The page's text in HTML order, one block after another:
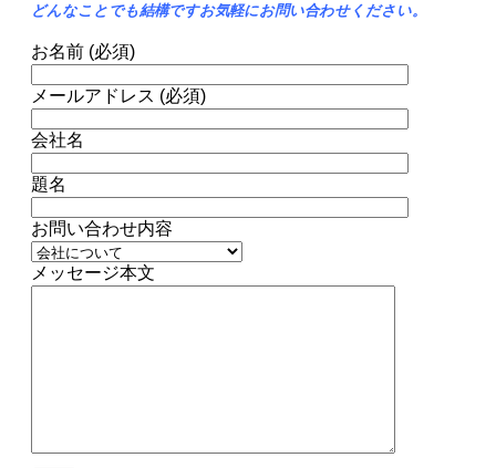
どんなことでも結構ですお気軽にお問い合わせください。
お名前 (必須)
メールアドレス (必須)
会社名
題名
お問い合わせ内容
メッセージ本文